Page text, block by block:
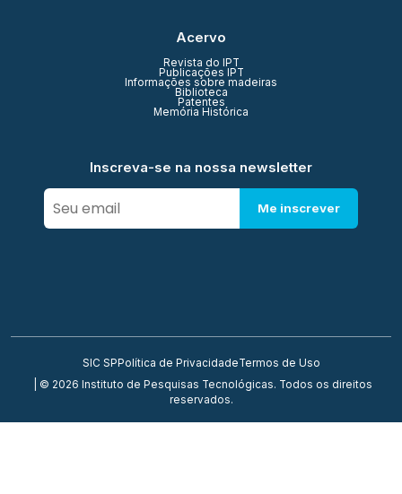
Acervo
Revista do IPT
Publicações IPT
Informações sobre madeiras
Biblioteca
Patentes
Memória Histórica
Inscreva-se na nossa newsletter
Me inscrever
SIC SP Política de PrivacidadeTermos de Uso
| © 2026 Instituto de Pesquisas Tecnológicas. Todos os direitos
reservados.